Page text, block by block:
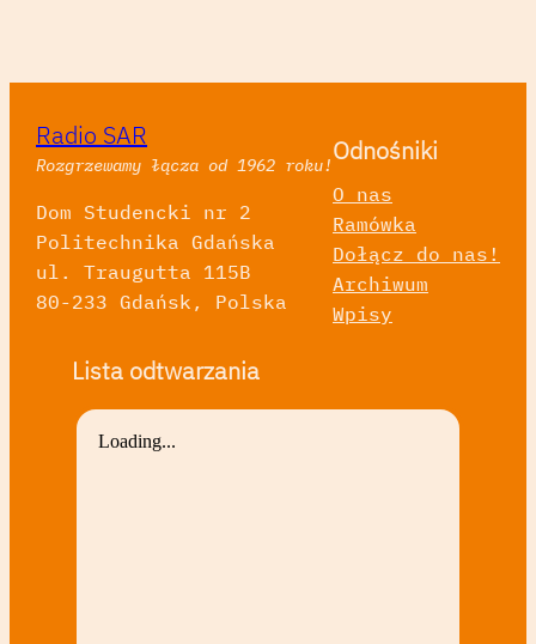
Radio SAR
Rozgrzewamy łącza od 1962 roku!
Dom Studencki nr 2
Politechnika Gdańska
ul. Traugutta 115B
80-233 Gdańsk, Polska
Odnośniki
O nas
Ramówka
Dołącz do nas!
Archiwum
Wpisy
Lista odtwarzania